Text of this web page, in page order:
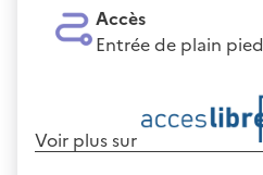
Accès
Entrée de plain pied
Voir plus sur